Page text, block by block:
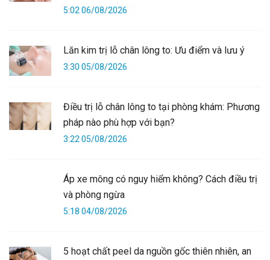
5:02 06/08/2026
Lăn kim trị lỗ chân lông to: Ưu điểm và lưu ý
3:30 05/08/2026
Điều trị lỗ chân lông to tại phòng khám: Phương
pháp nào phù hợp với bạn?
3:22 05/08/2026
Áp xe mông có nguy hiểm không? Cách điều trị
và phòng ngừa
5:18 04/08/2026
5 hoạt chất peel da nguồn gốc thiên nhiên, an